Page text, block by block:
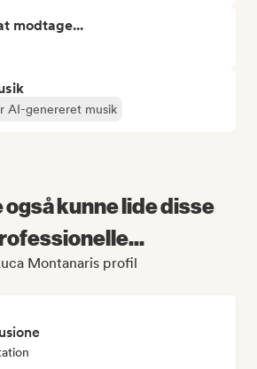
modtage...
AI-genereret musik
også kunne lide disse
Montanaris profil